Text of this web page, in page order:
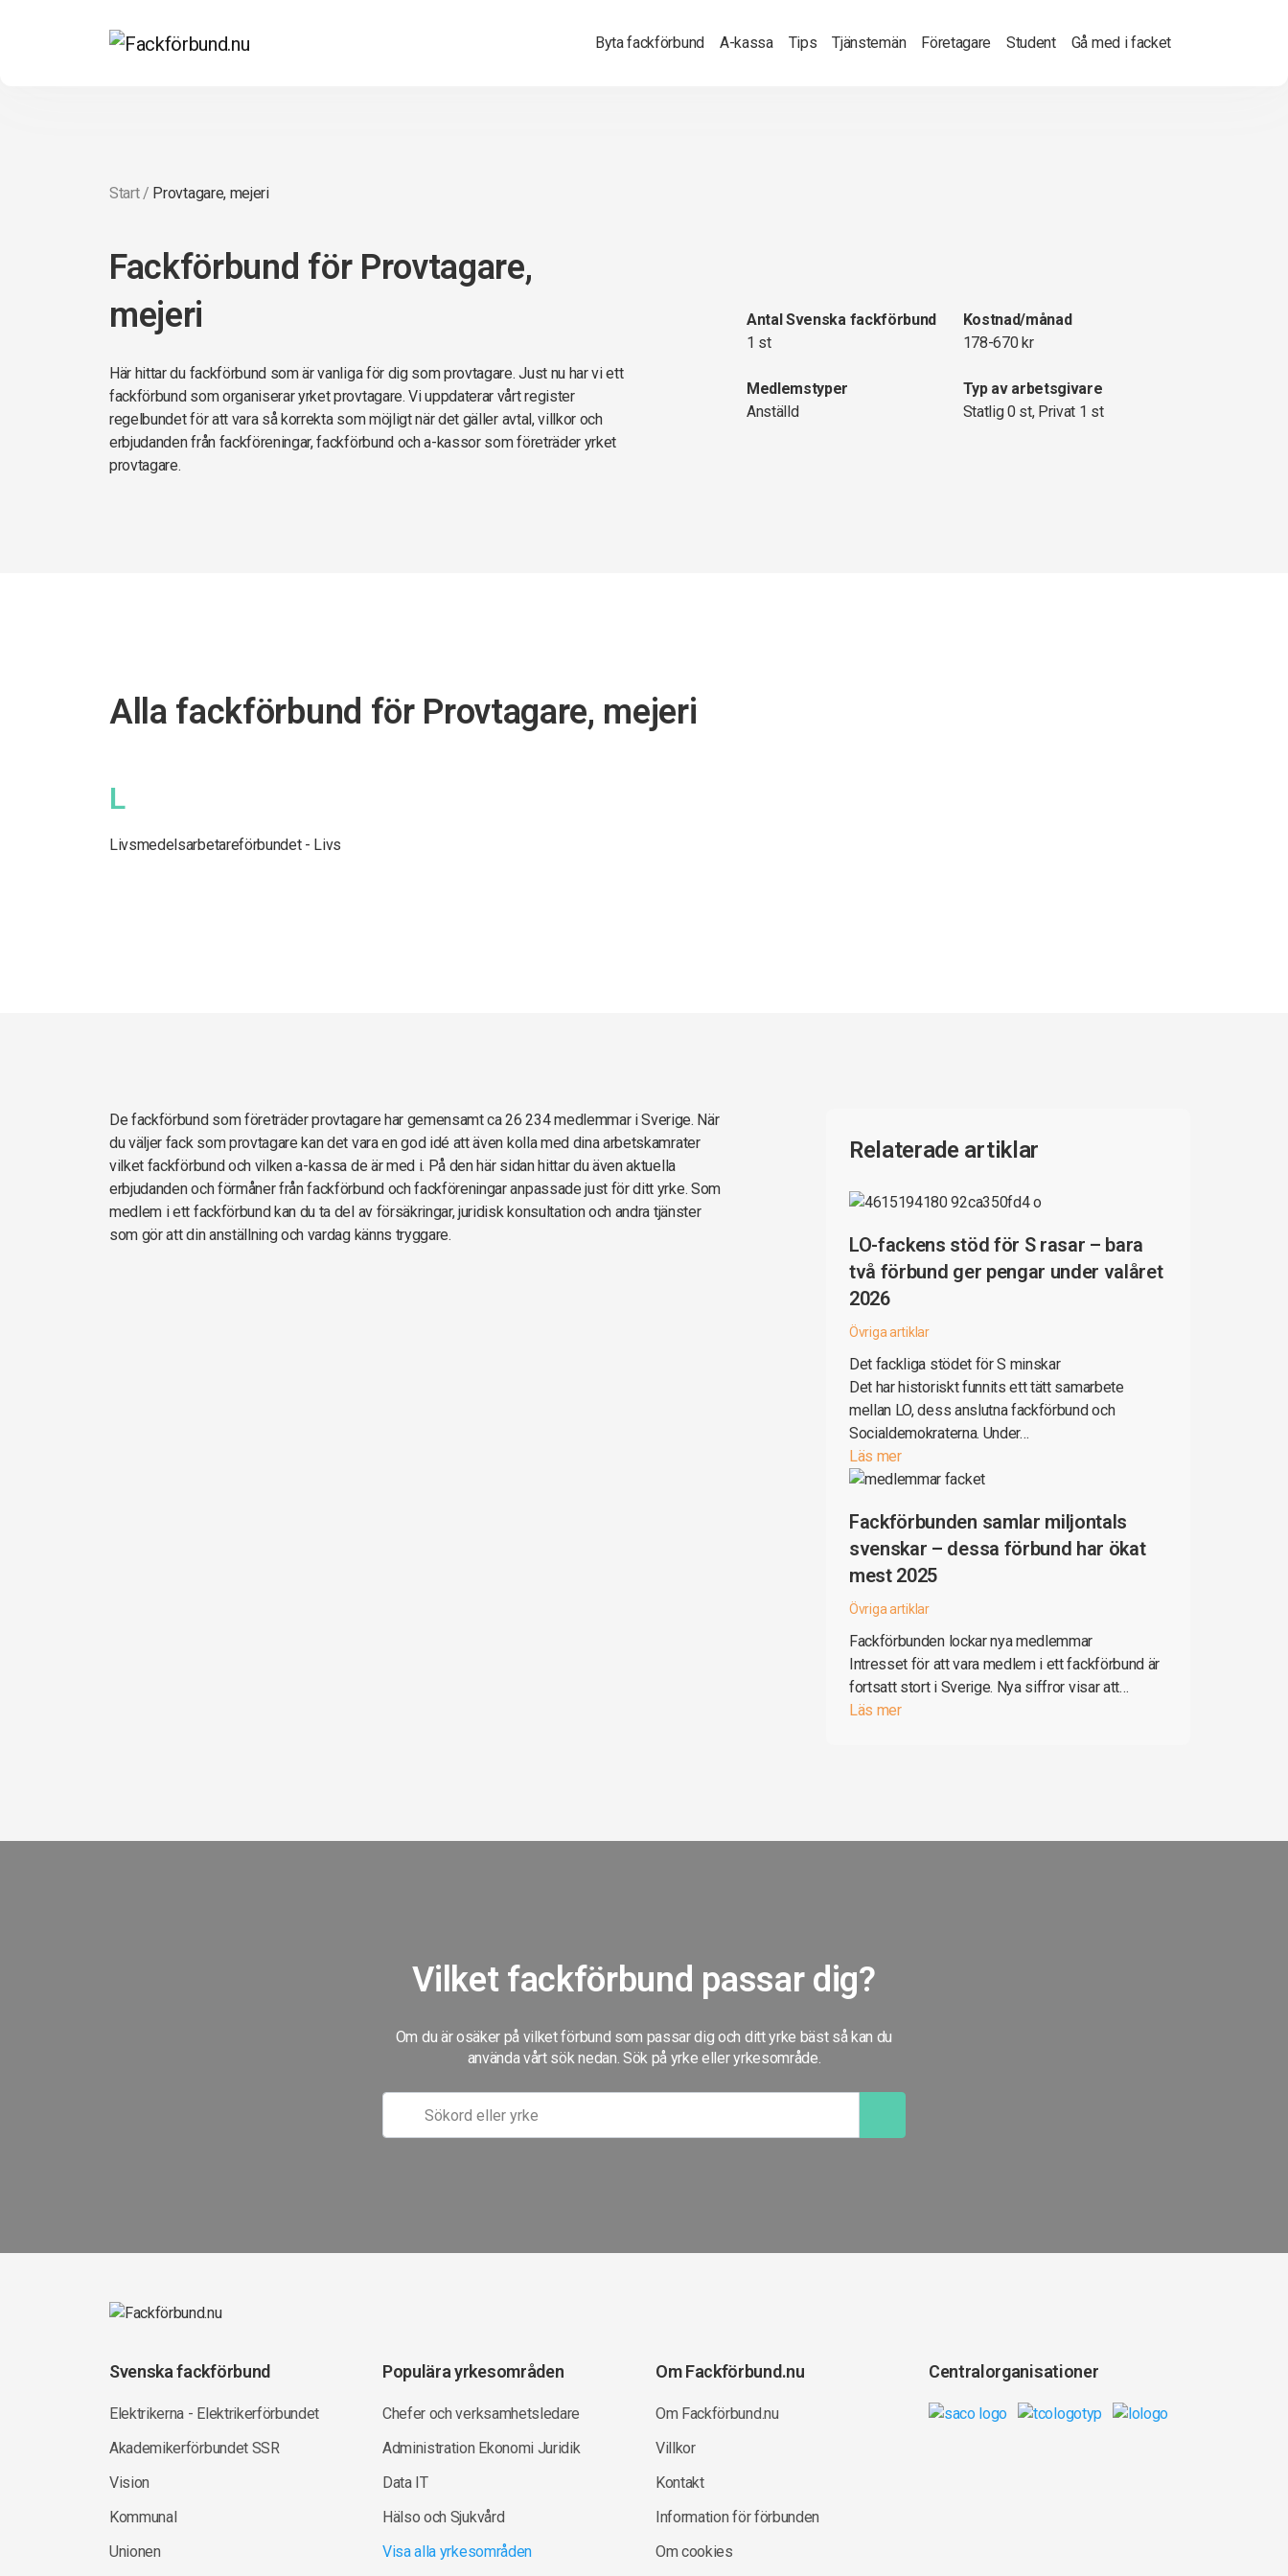
Byta fackförbund A-kassa Tips Tjänstemän Företagare Student Gå med i facket
Start/ Provtagare, mejeri
Fackförbund för Provtagare,
mejeri
Här hittar du fackförbund som är vanliga för dig som provtagare. Just nu har vi ett
fackförbund som organiserar yrket provtagare. Vi uppdaterar vårt register
regelbundet för att vara så korrekta som möjligt när det gäller avtal, villkor och
erbjudanden från fackföreningar, fackförbund och a-kassor som företräder yrket
provtagare.
Antal Svenska fackförbund
1 st
Kostnad/månad
178-670 kr
Medlemstyper
Anställd
Typ av arbetsgivare
Statlig 0 st, Privat 1 st
Alla fackförbund för Provtagare, mejeri
L
Livsmedelsarbetareförbundet - Livs
De fackförbund som företräder provtagare har gemensamt ca 26 234 medlemmar i Sverige. När
du väljer fack som provtagare kan det vara en god idé att även kolla med dina arbetskamrater
vilket fackförbund och vilken a-kassa de är med i. På den här sidan hittar du även aktuella
erbjudanden och förmåner från fackförbund och fackföreningar anpassade just för ditt yrke. Som
medlem i ett fackförbund kan du ta del av försäkringar, juridisk konsultation och andra tjänster
som gör att din anställning och vardag känns tryggare.
Relaterade artiklar
LO-fackens stöd för S rasar – bara
två förbund ger pengar under valåret
2026
Övriga artiklar
Det fackliga stödet för S minskar
Det har historiskt funnits ett tätt samarbete
mellan LO, dess anslutna fackförbund och
Socialdemokraterna. Under…
Läs mer
Fackförbunden samlar miljontals
svenskar – dessa förbund har ökat
mest 2025
Övriga artiklar
Fackförbunden lockar nya medlemmar
Intresset för att vara medlem i ett fackförbund är
fortsatt stort i Sverige. Nya siffror visar att…
Läs mer
Vilket fackförbund passar dig?
Om du är osäker på vilket förbund som passar dig och ditt yrke bäst så kan du
använda vårt sök nedan. Sök på yrke eller yrkesområde.
Svenska fackförbund
Elektrikerna - Elektrikerförbundet
Akademikerförbundet SSR
Vision
Kommunal
Unionen
Populära yrkesområden
Chefer och verksamhetsledare
Administration Ekonomi Juridik
Data IT
Hälso och Sjukvård
Visa alla yrkesområden
Om Fackförbund.nu
Om Fackförbund.nu
Villkor
Kontakt
Information för förbunden
Om cookies
Centralorganisationer